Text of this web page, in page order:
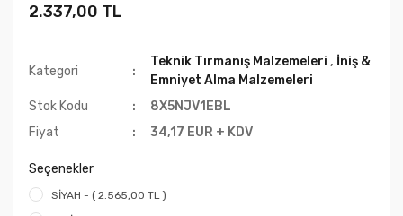
2.337,00 TL
Kategori
Teknik Tırmanış Malzemeleri , İniş &
Emniyet Alma Malzemeleri
Stok Kodu
8X5NJV1EBL
Fiyat
34,17 EUR + KDV
Seçenekler
SİYAH - ( 2.565,00 TL )